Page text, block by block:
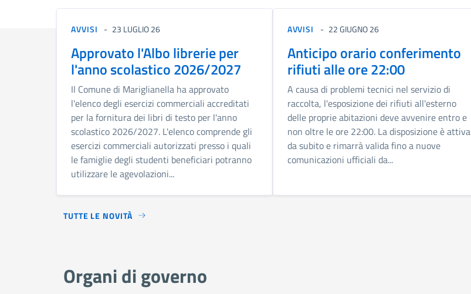
AVVISI 23 LUGLIO 26
Approvato l'Albo librerie per
l'anno scolastico 2026/2027
Il Comune di Mariglianella ha approvato
l'elenco degli esercizi commerciali accreditati
per la fornitura dei libri di testo per l'anno
scolastico 2026/2027. L'elenco comprende gli
esercizi commerciali autorizzati presso i quali
le famiglie degli studenti beneficiari potranno
utilizzare le agevolazioni...
AVVISI 22 GIUGNO 26
Anticipo orario conferimento
rifiuti alle ore 22:00
A causa di problemi tecnici nel servizio di
raccolta, l'esposizione dei rifiuti all'esterno
delle proprie abitazioni deve avvenire entro e
non oltre le ore 22:00. La disposizione è attiva
da subito e rimarrà valida fino a nuove
comunicazioni ufficiali da...
TUTTE LE NOVITÀ
Organi di governo